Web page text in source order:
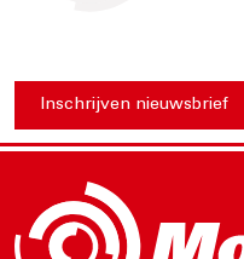
Inschrijven nieuwsbrief